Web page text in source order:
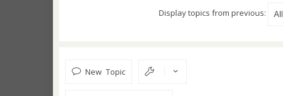
Display topics from previous:
New Topic